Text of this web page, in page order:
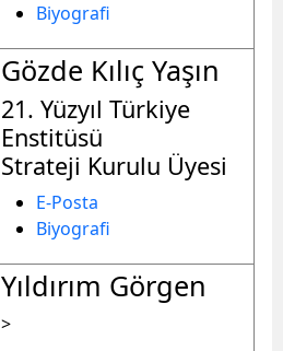
Biyografi
Gözde Kılıç Yaşın
21. Yüzyıl Türkiye
Enstitüsü
Strateji Kurulu Üyesi
E-Posta
Biyografi
Yıldırım Görgen
>